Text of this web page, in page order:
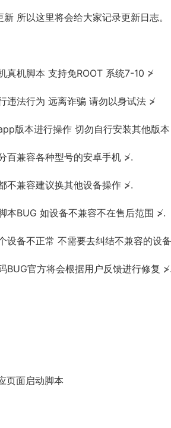
所以这里将会给大家记录更新日志。
机脚本 支持免ROOT 系统7-10 ≯
法行为 远离诈骗 请勿以身试法 ≯
版本进行操作 切勿自行安装其他版
兼容各种型号的安卓手机 ≯.
兼容建议换其他设备操作 ≯.
BUG 如设备不兼容不在售后范围 ≯.
备不正常 不需要去纠结不兼容的设
官方将会根据用户反馈进行修复 ≯.
页面启动脚本